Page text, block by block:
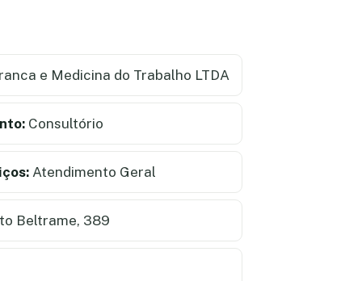
e Medicina do Trabalho LTDA
Consultório
Atendimento Geral
Beltrame, 389